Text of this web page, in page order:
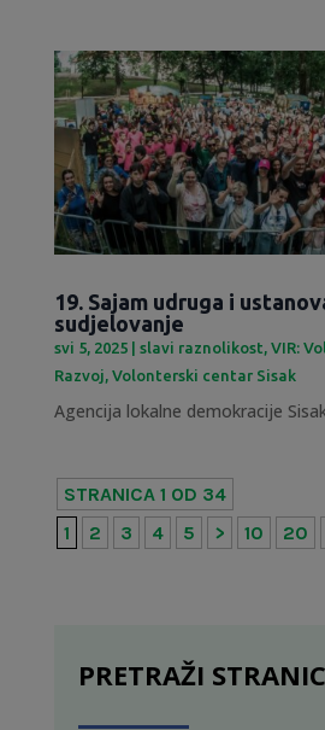
19. Sajam udruga i
sudjelovanje
svi 5, 2025| slavi raznolikost, VIR:
Razvoj, Volonterski centar Sisak
Agencija lokalne demokracije
STRANICA 1 OD 34
1
2 3 4 5 > 10 20
PRETRAŽI